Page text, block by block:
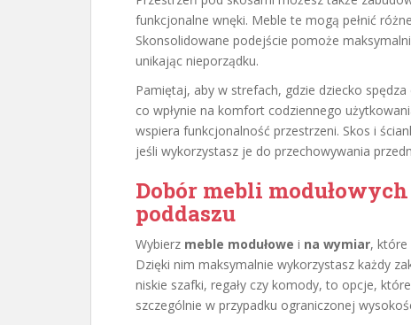
funkcjonalne wnęki. Meble te mogą pełnić
Skonsolidowane podejście pomoże
unikając nieporządku.
Pamiętaj, aby w strefach, gdzie dziecko
co wpłynie na komfort codziennego
wspiera funkcjonalność przestrzeni. Skos i
jeśli wykorzystasz je do przechowywania
Dobór mebli
poddaszu
Wybierz meble modułowe i na wymiar, które
Dzięki nim maksymalnie wykorzystasz każdy
niskie szafki, regały czy komody, to opcje,
szczególnie w przypadku ograniczonej